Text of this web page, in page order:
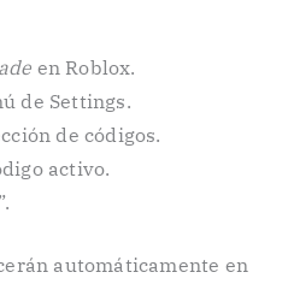
en Roblox.
de Settings.
de códigos.
activo.
automáticamente en